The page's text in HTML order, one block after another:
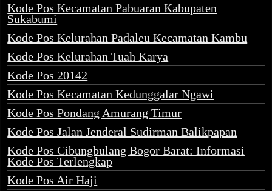
Kode Pos Kecamatan Pabuaran Kabupaten
Sukabumi
Kode Pos Kelurahan Padaleu Kecamatan Kambu
Kode Pos Kelurahan Tuah Karya
Kode Pos 20142
Kode Pos Kecamatan Kedunggalar Ngawi
Kode Pos Pondang Amurang Timur
Kode Pos Jalan Jenderal Sudirman Balikpapan
Kode Pos Cibungbulang Bogor Barat: Informasi
Kode Pos Terlengkap
Kode Pos Air Haji